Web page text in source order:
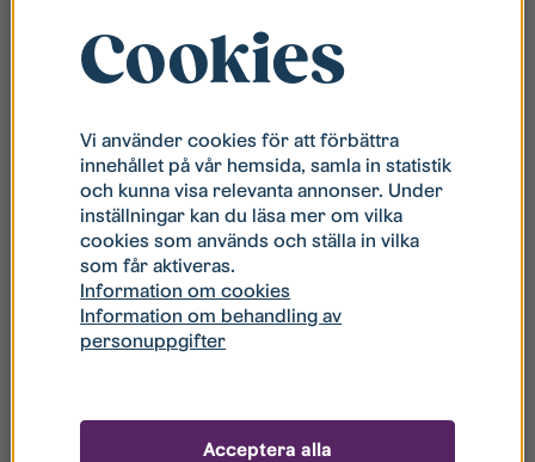
modern spis med keramisk häll som
kombinerar snabb uppvärmning, effektiv
energiförbrukning och praktiska funktioner
Med funktioner som varmluft, Pizza crisp och
enkel rengöring med ånga är denna spis perfekt
för dig som vill ha smarta lösningar i köket.
Cookies
Vi använder cookies för att förbättra
innehållet på vår hemsida, samla in statistik
och kunna visa relevanta annonser. Under
inställningar kan du läsa mer om vilka
cookies som används och ställa in vilka
som får aktiveras.
Information om cookies
Information om behandling av
personuppgifter
Acceptera alla